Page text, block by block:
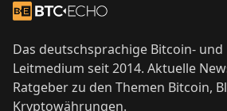
Zur Startseite
Das deutschsprachige Bitcoin- und
Leitmedium seit 2014. Aktuelle
Ratgeber zu den Themen Bitcoin,
Kryptowährungen.